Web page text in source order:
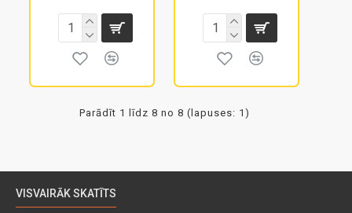
Parādīt 1 līdz 8 no 8 (lapuses: 1)
VISVAIRĀK SKATĪTS